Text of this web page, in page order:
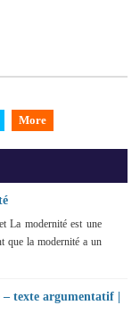
More
La modernité est une
que la modernité a un
texte argumentatif |